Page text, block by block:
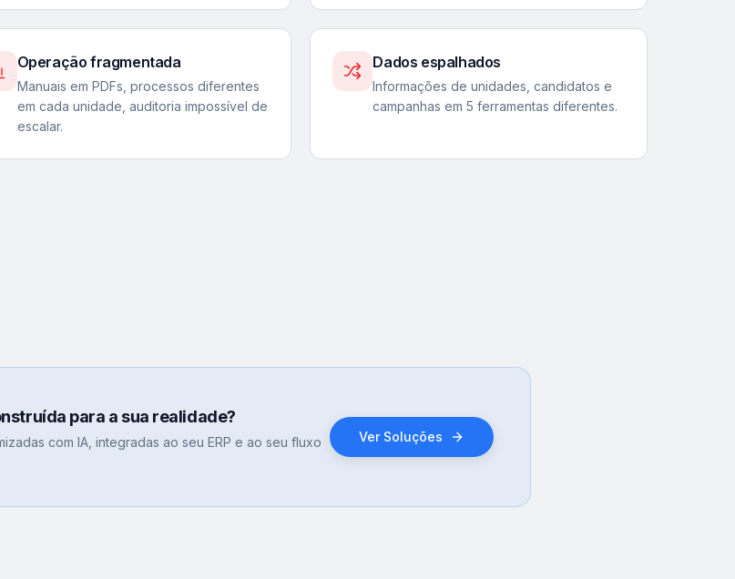
Operação fragmentada
Manuais em PDFs, processos diferentes
em cada unidade, auditoria impossível de
escalar.
Dados espalhados
Informações de unidades, candidatos e
campanhas em 5 ferramentas diferentes.
para a sua realidade?
com IA, integradas ao seu ERP e ao seu fluxo
Ver Soluções